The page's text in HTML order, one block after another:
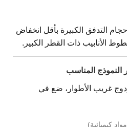
التدفق الكبيرة بأقل انخفاض
الأنابيب ذات القطر الكبير.
غريب الأطوار، ضع في
كيميائية)